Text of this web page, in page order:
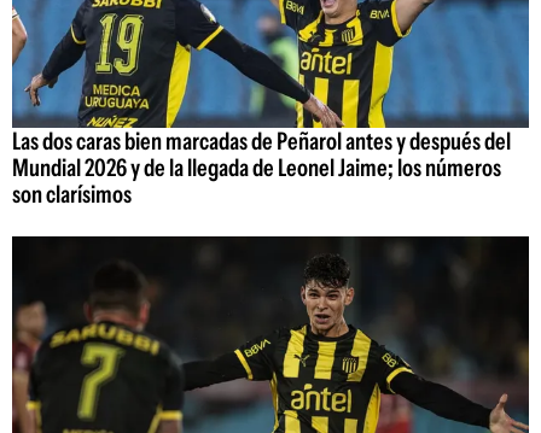
Las dos caras bien marcadas de Peñarol antes y después del
Mundial 2026 y de la llegada de Leonel Jaime; los números
son clarísimos